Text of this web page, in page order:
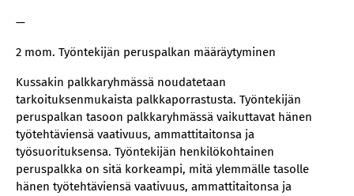
—
2 mom. Työntekijän peruspalkan määräytyminen
Kussakin palkkaryhmässä noudatetaan
tarkoituksenmukaista palkkaporrastusta. Työntekijän
peruspalkan tasoon palkkaryhmässä vaikuttavat hänen
työtehtäviensä vaativuus, ammattitaitonsa ja
työsuorituksensa. Työntekijän henkilökohtainen
peruspalkka on sitä korkeampi, mitä ylemmälle tasolle
hänen työtehtäviensä vaativuus, ammattitaitonsa ja